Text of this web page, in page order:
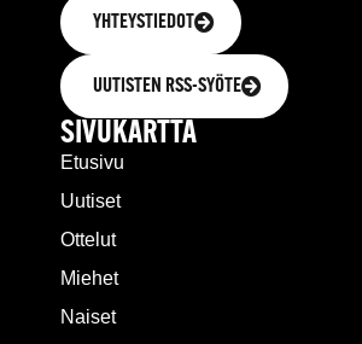
YHTEYSTIEDOT
UUTISTEN RSS-SYÖTE
SIVUKARTTA
Etusivu
Uutiset
Ottelut
Miehet
Naiset